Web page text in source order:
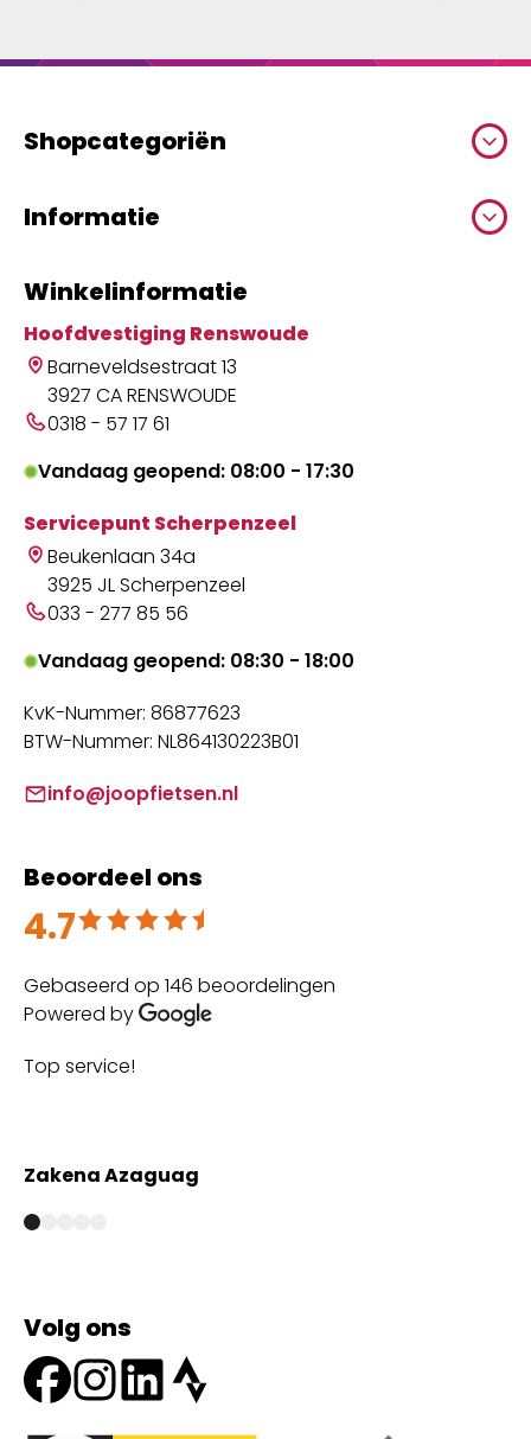
Shopcategoriën
Informatie
Winkelinformatie
Hoofdvestiging Renswoude
Barneveldsestraat 13
3927 CA RENSWOUDE
0318 - 57 17 61
Vandaag geopend: 08:00 - 17:30
Servicepunt Scherpenzeel
Beukenlaan 34a
3925 JL Scherpenzeel
033 - 277 85 56
Vandaag geopend: 08:30 - 18:00
KvK-Nummer: 86877623
BTW-Nummer: NL864130223B01
info@joopfietsen.nl
Beoordeel ons
4.7
Beoordeeld met 4.7 uit 5
Gebaseerd op 146 beoordelingen
Powered by
Top service!
Zakena Azaguag
Volg ons